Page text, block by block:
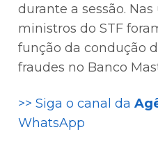
durante a sessão.
ministros do STF
função da condução
fraudes no Banco
>> Siga o canal da
WhatsApp